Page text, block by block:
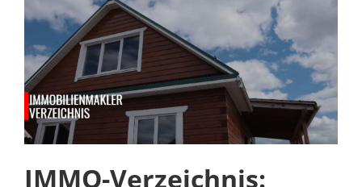
IMMO-Verzeichnis: